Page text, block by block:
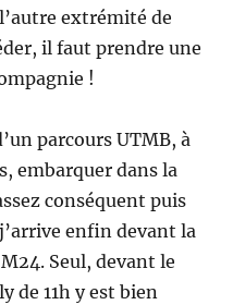
extrémité de
il faut prendre une
!
parcours UTMB, à
embarquer dans la
conséquent puis
enfin devant la
Seul, devant le
de 11h y est bien